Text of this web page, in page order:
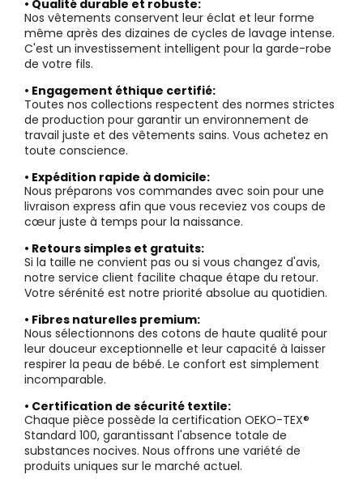
• Qualité durable et robuste:
Nos vêtements conservent leur éclat et leur forme
même après des dizaines de cycles de lavage intense.
C'est un investissement intelligent pour la garde-robe
de votre fils.
• Engagement éthique certifié:
Toutes nos collections respectent des normes strictes
de production pour garantir un environnement de
travail juste et des vêtements sains. Vous achetez en
toute conscience.
• Expédition rapide à domicile:
Nous préparons vos commandes avec soin pour une
livraison express afin que vous receviez vos coups de
cœur juste à temps pour la naissance.
• Retours simples et gratuits:
Si la taille ne convient pas ou si vous changez d'avis,
notre service client facilite chaque étape du retour.
Votre sérénité est notre priorité absolue au quotidien.
• Fibres naturelles premium:
Nous sélectionnons des cotons de haute qualité pour
leur douceur exceptionnelle et leur capacité à laisser
respirer la peau de bébé. Le confort est simplement
incomparable.
• Certification de sécurité textile:
Chaque pièce possède la certification OEKO-TEX®
Standard 100, garantissant l'absence totale de
substances nocives. Nous offrons une variété de
produits uniques sur le marché actuel.